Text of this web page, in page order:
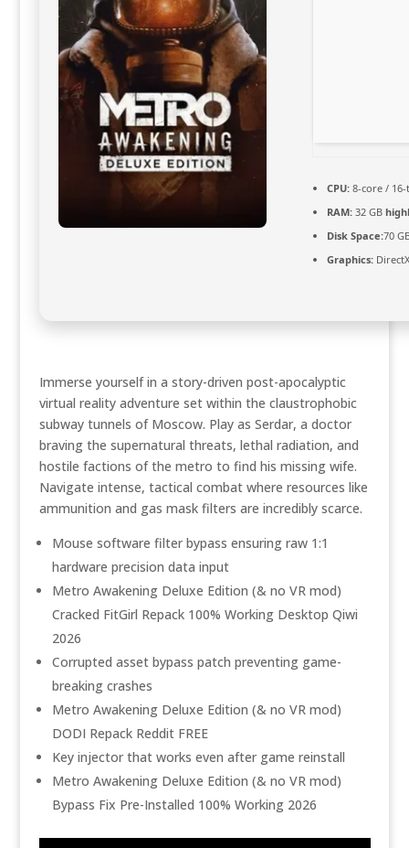
CPU:8-core /
RAM:32 GB
Disk Space:70
Graphics:
Immerse yourself in a story-driven post-apocalyptic
virtual reality adventure set within the claustrophobic
subway tunnels of Moscow. Play as Serdar, a doctor
braving the supernatural threats, lethal radiation, and
hostile factions of the metro to find his missing wife.
Navigate intense, tactical combat where resources like
ammunition and gas mask filters are incredibly scarce.
Mouse software filter bypass ensuring raw 1:1
hardware precision data input
Metro Awakening Deluxe Edition (& no VR mod)
Cracked FitGirl Repack 100% Working Desktop Qiwi
2026
Corrupted asset bypass patch preventing game-
breaking crashes
Metro Awakening Deluxe Edition (& no VR mod)
DODI Repack Reddit FREE
Key injector that works even after game reinstall
Metro Awakening Deluxe Edition (& no VR mod)
Bypass Fix Pre-Installed 100% Working 2026